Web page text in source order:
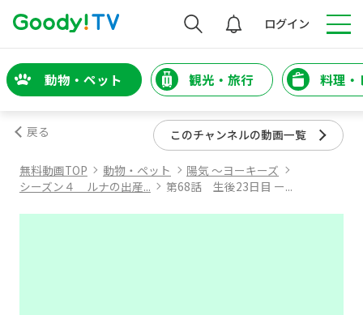
検索 ログイン
動物・ペット 観光・旅行 料理・
戻る このチャンネルの動画一覧
無料動画TOP 動物・ペット
陽気 ～ヨーキーズ
シーズン４ ルナの出産...
第68話 生後23日目 ー...